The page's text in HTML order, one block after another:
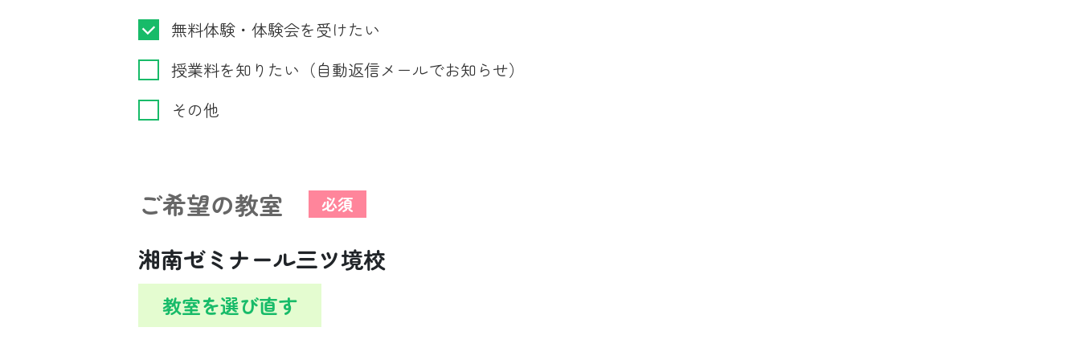
無料体験・体験会を受けたい
授業料を知りたい（自動返信メールでお知らせ）
その他
ご希望の教室 必須
湘南ゼミナール三ツ境校
教室を選び直す